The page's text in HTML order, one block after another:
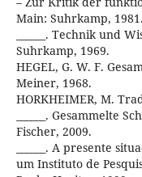
Main: Suhrkamp, 1981.
______. Technik und
Suhrkamp, 1969.
HEGEL, G. W. F.
Meiner, 1968.
HORKHEIMER, M.
______. Gesammelte
Fischer, 2009.
______. A presente
um Instituto de